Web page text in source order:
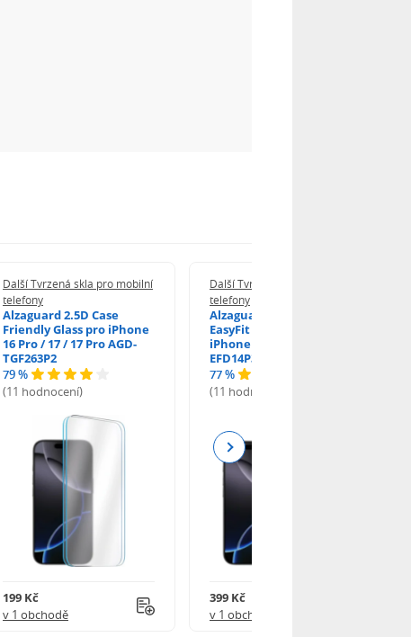
Další Tvrzená skla pro mobilní
telefony
Alzaguard 2.5D Case
Friendly Glass pro iPhone
16 Pro / 17 / 17 Pro AGD-
TGF263P2
79 %
(11 hodnocení)
199 Kč
v 1 obchodě
Další Tvrzená skla pro mobilní
telefony
Alzaguard 2.5D Glass
EasyFit DustFree pro
iPhone 16 Pro / 17 AGD-
EFD14P3
77 %
(11 hodnocení)
399 Kč
v 1 obchodě
Next